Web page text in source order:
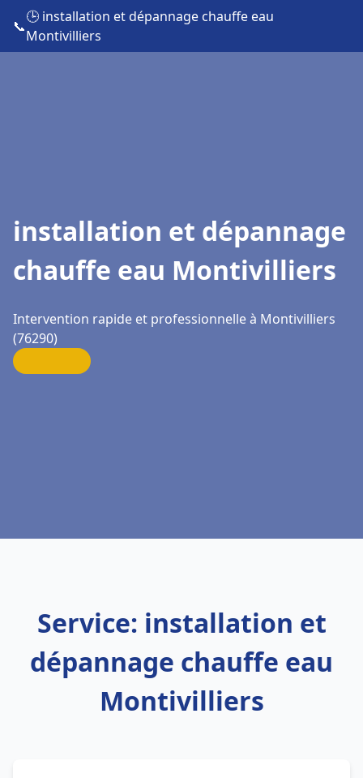
📞
🕒 installation et dépannage chauffe eau
Montivilliers
installation et dépannage
chauffe eau Montivilliers
Intervention rapide et professionnelle à Montivilliers
(76290)
Service: installation et
dépannage chauffe eau
Montivilliers